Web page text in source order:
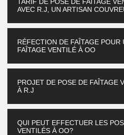
AVEC R.J, UN ARTISAN
RÉFECTION DE FAÎTAGE POUR
FAÎTAGE VENTILÉ À OO
PROJET DE POSE DE FAÎTAGE
À R.J
QUI PEUT EFFECTUER LES
VENTILÉS À OO?